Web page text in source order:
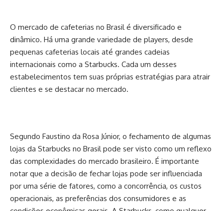
O mercado de cafeterias no Brasil é diversificado e
dinâmico. Há uma grande variedade de players, desde
pequenas cafeterias locais até grandes cadeias
internacionais como a Starbucks. Cada um desses
estabelecimentos tem suas próprias estratégias para atrair
clientes e se destacar no mercado.
Segundo Faustino da Rosa Júnior, o fechamento de algumas
lojas da Starbucks no Brasil pode ser visto como um reflexo
das complexidades do mercado brasileiro. É importante
notar que a decisão de fechar lojas pode ser influenciada
por uma série de fatores, como a concorrência, os custos
operacionais, as preferências dos consumidores e as